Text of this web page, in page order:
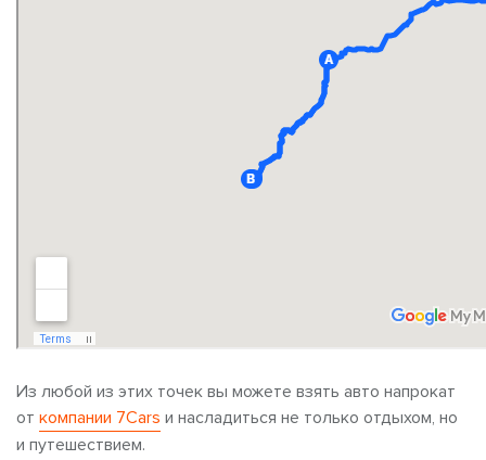
Из любой из этих точек вы можете взять авто напрокат
от компании 7Cars и насладиться не только отдыхом, но
и путешествием.